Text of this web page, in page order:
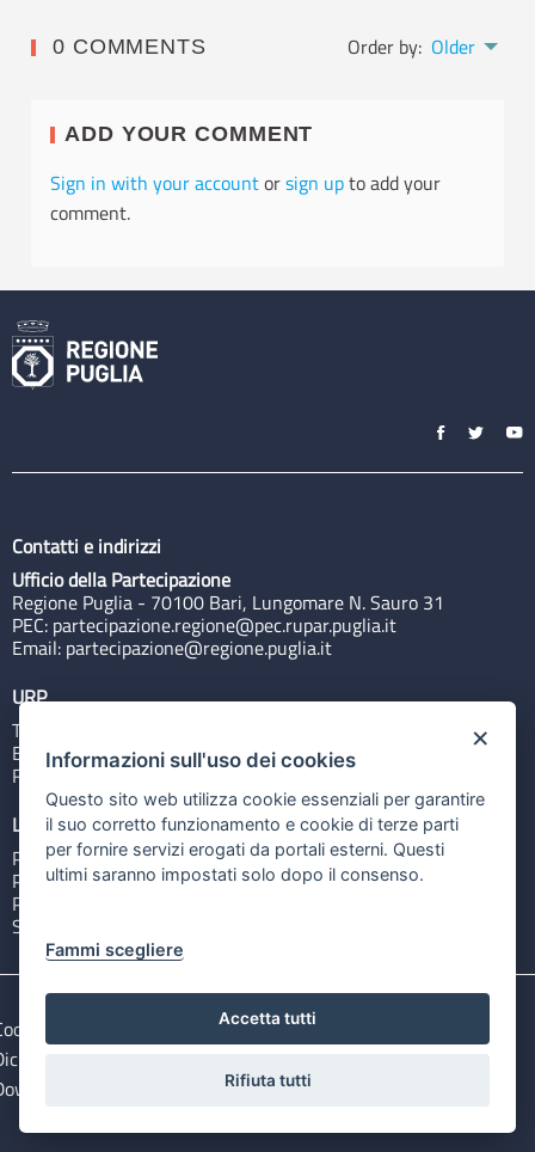
0 COMMENTS Order by: Older
ADD YOUR COMMENT
Sign in with your accountorsign upto add your
comment.
Contatti e indirizzi
Ufficio della Partecipazione
Regione Puglia - 70100 Bari, Lungomare N. Sauro 31
PEC: partecipazione.regione@pec.rupar.puglia.it
Email: partecipazione@regione.puglia.it
URP
Tel: 800713939
Email:quiregione@regione.puglia.it
Rubrica
Link utili
Portale Istituzionale
PO FESR Puglia 2014-2020
PSR Puglia 2014-2020
Sistema Puglia
e privacy
Note legali
di accessibilità
Open Data files
×
Informazioni sull'uso dei cookies
Questo sito web utilizza cookie essenziali per garantire
il suo corretto funzionamento e cookie di terze parti
per fornire servizi erogati da portali esterni. Questi
ultimi saranno impostati solo dopo il consenso.
Fammi scegliere
Accetta tutti
Rifiuta tutti